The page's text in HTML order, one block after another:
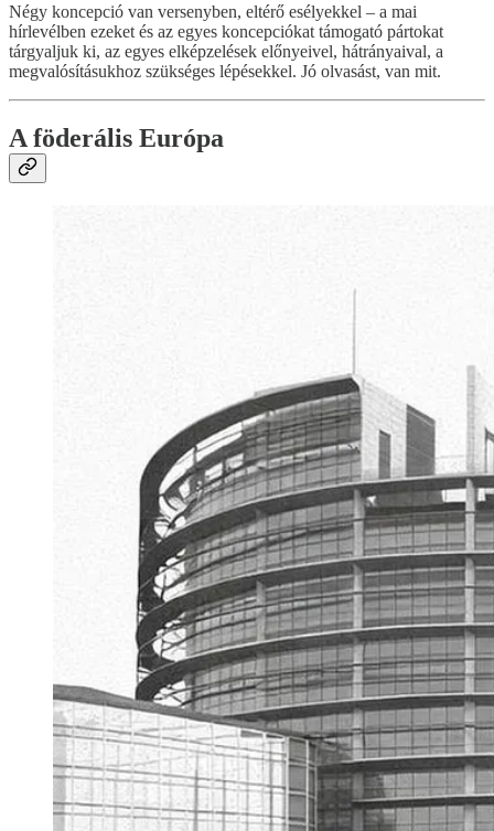
Négy koncepció van versenyben, eltérő esélyekkel – a mai
hírlevélben ezeket és az egyes koncepciókat támogató pártokat
tárgyaljuk ki, az egyes elképzelések előnyeivel, hátrányaival, a
megvalósításukhoz szükséges lépésekkel. Jó olvasást, van mit.
A föderális Európa